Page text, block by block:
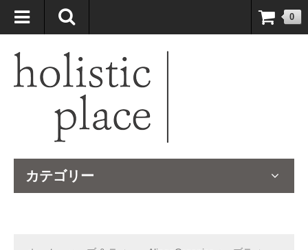
自然療法大国のオーストラリアより、臨床経験＆知識の豊富なナチュ
ロパスが厳選したサプリメントや ナチュラルグッズをお届けします！
0
カテゴリー